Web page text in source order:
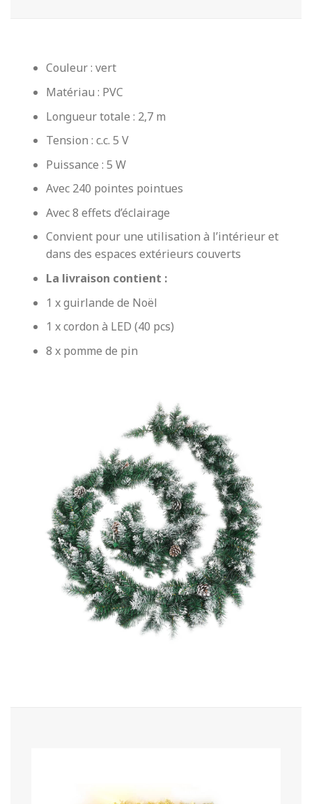
Couleur : vert
Matériau : PVC
Longueur totale : 2,7 m
Tension : c.c. 5 V
Puissance : 5 W
Avec 240 pointes pointues
Avec 8 effets d’éclairage
Convient pour une utilisation à l’intérieur et
dans des espaces extérieurs couverts
La livraison contient :
1 x guirlande de Noël
1 x cordon à LED (40 pcs)
8 x pomme de pin